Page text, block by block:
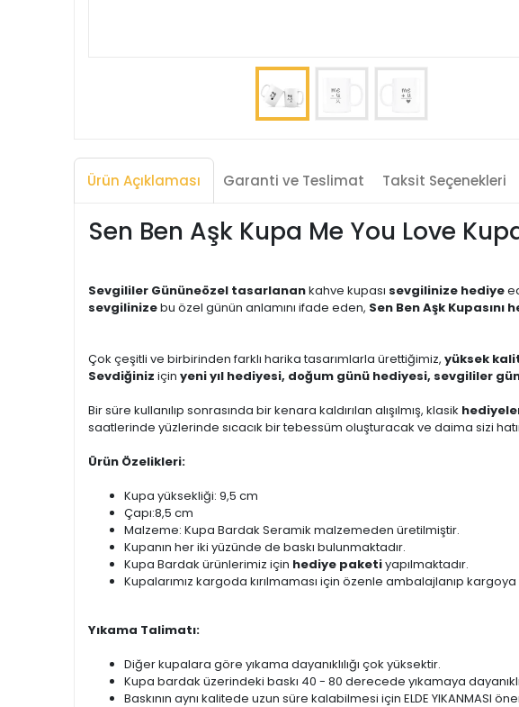
Ürün Açıklaması Garanti ve Teslimat Taksit Seçenekleri
Sen Ben Aşk Kupa Me You Love
Sevgililer Gününeözel tasarlanankahve kupası sevgilinize hediye
sevgilinizebu özel günün anlamını ifade eden, Sen Ben Aşk Kupasını
Çok çeşitli ve birbirinden farklı harika tasarımlarla ürettiğimiz, yüksek
Sevdiğiniz için yeni yıl hediyesi, doğum günü hediyesi, sevgililer
Bir süre kullanılıp sonrasında bir kenara kaldırılan alışılmış, klasik
saatlerinde yüzlerinde sıcacık bir tebessüm oluşturacak ve daima sizi
Ürün Özelikleri:
Kupa yüksekliği: 9,5 cm
Çapı:8,5 cm
Malzeme: Kupa Bardak Seramik malzemeden üretilmiştir.
Kupanın her iki yüzünde de baskı bulunmaktadır.
Kupa Bardak ürünlerimiz için hediye paketiyapılmaktadır.
Kupalarımız kargoda kırılmaması için özenle ambalajlanıp
Yıkama Talimatı:
Diğer kupalara göre yıkama dayanıklılığı çok yüksektir.
Kupa bardak üzerindeki baskı 40 - 80 derecede yıkamaya
Baskının aynı kalitede uzun süre kalabilmesi için ELDE YIKANMASI